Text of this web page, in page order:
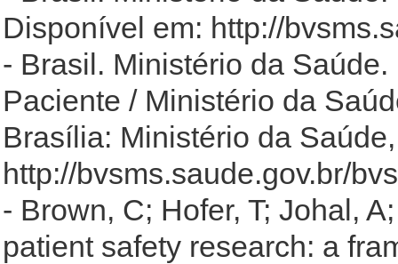
Disponível em: http://
- Brasil. Ministério da
Paciente / Ministério da
Brasília: Ministério da
http://bvsms.saude.gov.br/
- Brown, C; Hofer, T; Johal,
patient safety research: a